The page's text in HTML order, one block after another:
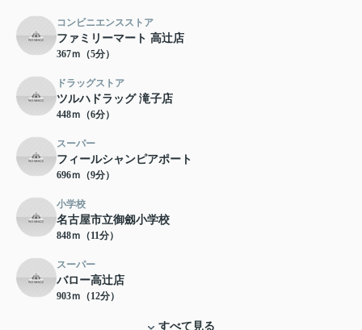
コンビニエンスストア
ファミリーマート 高辻店
367ｍ（5分）
ドラッグストア
ツルハドラッグ 滝子店
448ｍ（6分）
スーパー
フィールシャンピアポート
696ｍ（9分）
小学校
名古屋市立御劔小学校
848ｍ（11分）
スーパー
バロー高辻店
903ｍ（12分）
すべて見る